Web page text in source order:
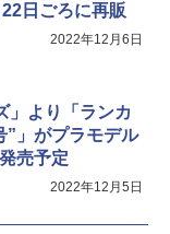
日ごろに再販
2022年12月6日
」より「ランカ
”」がプラモデル
売予定
2022年12月5日